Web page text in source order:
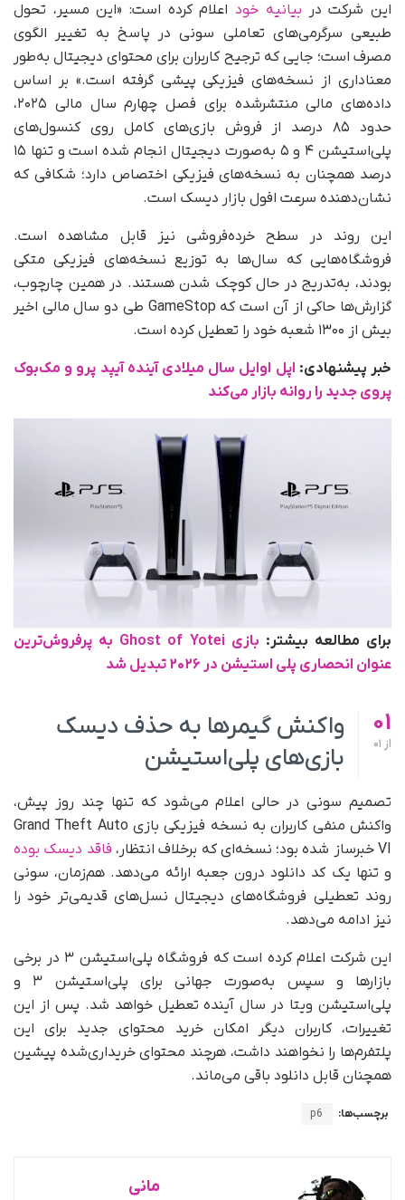
این شرکت در بیانیه خوداعلام کرده است: «این مسیر، تحول
طبیعی سرگرمی‌های تعاملی سونی در پاسخ به تغییر الگوی
مصرف است؛ جایی که ترجیح کاربران برای محتوای دیجیتال به‌طور
معناداری از نسخه‌های فیزیکی پیشی گرفته است.» بر اساس
داده‌های مالی منتشرشده برای فصل چهارم سال مالی ۲۰۲۵،
حدود ۸۵ درصد از فروش بازی‌های کامل روی کنسول‌های
پلی‌استیشن ۴ و ۵ به‌صورت دیجیتال انجام شده است و تنها ۱۵
درصد همچنان به نسخه‌های فیزیکی اختصاص دارد؛ شکافی که
نشان‌دهنده سرعت افول بازار دیسک است.
این روند در سطح خرده‌فروشی نیز قابل مشاهده است.
فروشگاه‌هایی که سال‌ها به توزیع نسخه‌های فیزیکی متکی
بودند، به‌تدریج در حال کوچک شدن هستند. در همین چارچوب،
گزارش‌ها حاکی از آن است که GameStop طی دو سال مالی اخیر
بیش از ۱۳۰۰ شعبه خود را تعطیل کرده است.
خبر پیشنهادی: اپل اوایل سال میلادی آینده آیپد پرو و مک‌بوک
پروی جدید را روانه بازار می‌کند
برای مطالعه بیشتر:
بازی Ghost of Yotei به پرفروش‌‌ترین
عنوان انحصاری پلی‌ استیشن در ۲۰۲۶ تبدیل شد
01
از
واکنش گیمرها به حذف دیسک
بازی‌های پلی‌استیشن
تصمیم سونی در حالی اعلام می‌شود که تنها چند روز پیش،
واکنش منفی کاربران به نسخه فیزیکی بازی Grand Theft Auto
VI خبرساز شده بود؛ نسخه‌ای که برخلاف انتظار،
فاقد دیسک بوده
و تنها یک کد دانلود درون جعبه ارائه می‌دهد. هم‌زمان، سونی
روند تعطیلی فروشگاه‌های دیجیتال نسل‌های قدیمی‌تر خود را
نیز ادامه می‌دهد.
این شرکت اعلام کرده است که فروشگاه پلی‌استیشن ۳ در برخی
بازارها و سپس به‌صورت جهانی برای پلی‌استیشن ۳ و
پلی‌استیشن ویتا در سال آینده تعطیل خواهد شد. پس از این
تغییرات، کاربران دیگر امکان خرید محتوای جدید برای این
پلتفرم‌ها را نخواهند داشت، هرچند محتوای خریداری‌شده پیشین
همچنان قابل دانلود باقی می‌ماند.
برچسب‌ها: p6
مانی